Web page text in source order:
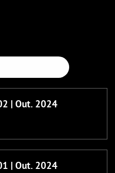
| Out. 2024
| Out. 2024